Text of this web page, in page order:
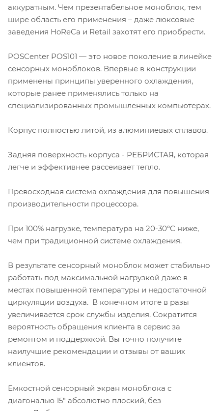
аккуратным. Чем презентабельное моноблок, тем
шире область его применения – даже люксовые
заведения HoReCa и Retail захотят его приобрести.
POSCenter POS101 — это новое поколение в линейке
сенсорных моноблоков. Впервые в конструкции
применены принципы уверенного охлаждения,
которые ранее применялись только на
специализированных промышленных компьютерах.
Корпус полностью литой, из алюминиевых сплавов.
Задняя поверхность корпуса - РЕБРИСТАЯ, которая
легче и эффективнее рассеивает тепло.
Превосходная система охлаждения для повышения
производительности процессора.
При 100% нагрузке, температура на 20-30°C ниже,
чем при традиционной системе охлаждения.
В результате сенсорный моноблок может стабильно
работать под максимальной нагрузкой даже в
местах повышенной температуры и недостаточной
циркуляции воздуха. В конечном итоге в разы
увеличивается срок службы изделия. Сократится
вероятность обращения клиента в сервис за
ремонтом и поддержкой. Вы точно получите
наилучшие рекомендации и отзывы от ваших
клиентов.
Емкостной сенсорный экран моноблока c
диагональю 15" абсолютно плоский, без